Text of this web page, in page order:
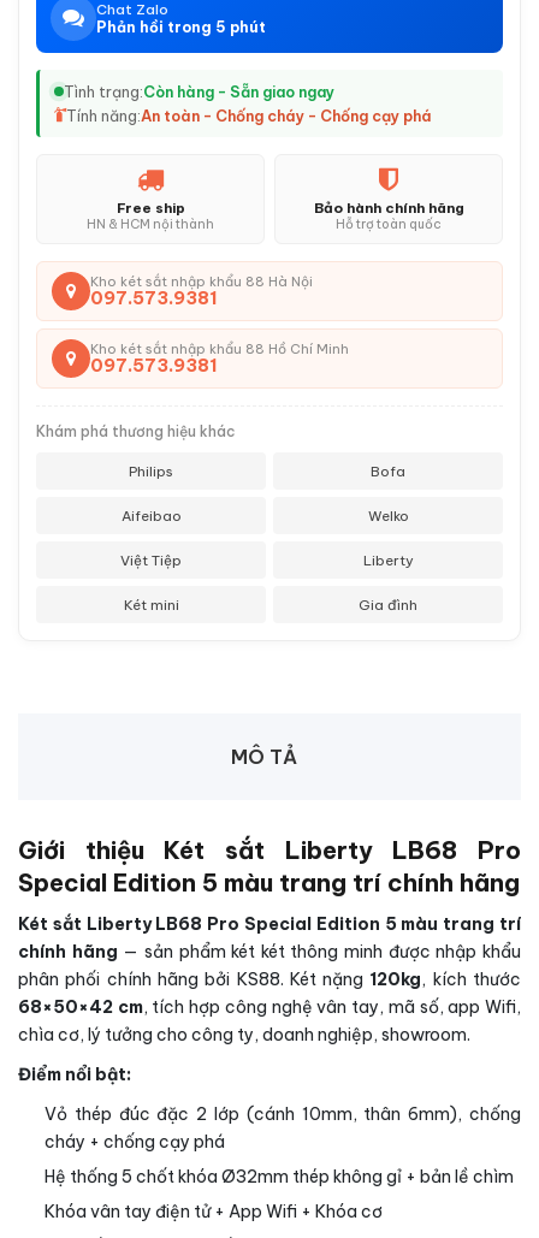
Chat Zalo
Phản hồi trong 5 phút
Tình trạng:Còn hàng - Sẵn giao ngay
Tính năng:An toàn - Chống cháy - Chống cạy phá
Free ship
HN & HCM nội thành
Bảo hành chính hãng
Hỗ trợ toàn quốc
Kho két sắt nhập khẩu 88 Hà Nội
097.573.9381
Kho két sắt nhập khẩu 88 Hồ Chí Minh
097.573.9381
Khám phá thương hiệu khác
Philips Bofa
Aifeibao Welko
Việt Tiệp Liberty
Két mini Gia đình
MÔ TẢ
Giới thiệu Két sắt Liberty LB68 Pro
Special Edition 5 màu trang trí chính hãng
Két sắt Liberty LB68 Pro Special Edition 5 màu trang trí
chính hãng — sản phẩm két két thông minh được nhập khẩu
phân phối chính hãng bởi KS88. Két nặng 120kg, kích thước
68×50×42 cm, tích hợp công nghệ vân tay, mã số, app Wifi,
chìa cơ, lý tưởng cho công ty, doanh nghiệp, showroom.
Điểm nổi bật:
Vỏ thép đúc đặc 2 lớp (cánh 10mm, thân 6mm), chống
cháy + chống cạy phá
Hệ thống 5 chốt khóa Ø32mm thép không gỉ + bản lề chìm
Khóa vân tay điện tử + App Wifi + Khóa cơ